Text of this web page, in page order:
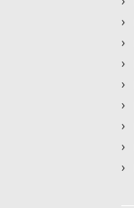
›
›
›
›
›
›
›
›